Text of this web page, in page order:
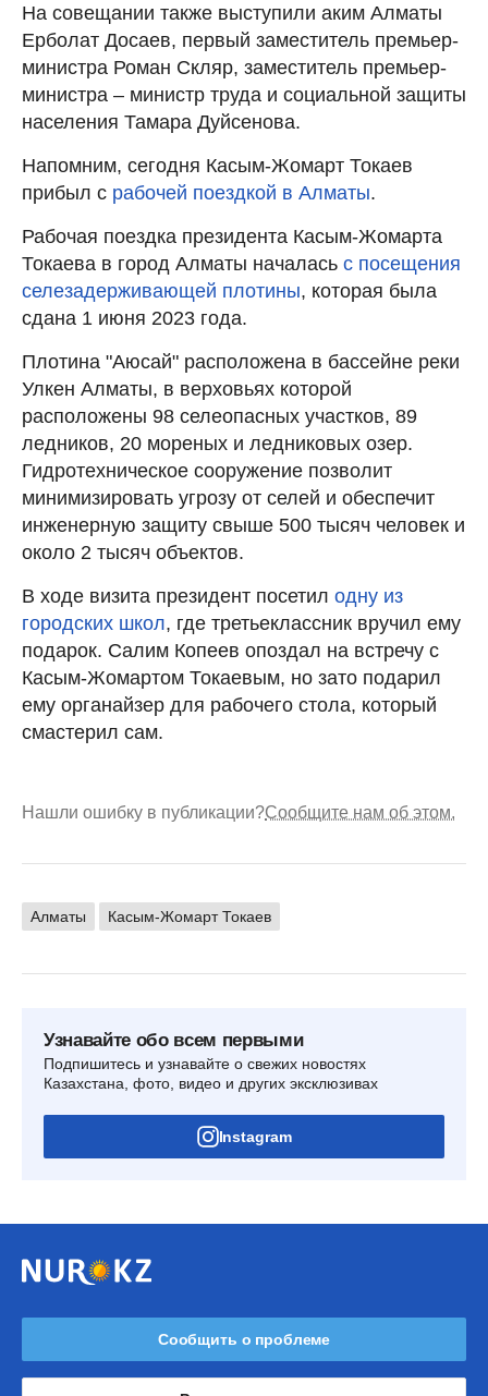
На совещании также выступили аким Алматы
Ерболат Досаев, первый заместитель премьер-
министра Роман Скляр, заместитель премьер-
министра – министр труда и социальной защиты
населения Тамара Дуйсенова.
Напомним, сегодня Касым-Жомарт Токаев
прибыл с рабочей поездкой в Алматы.
Рабочая поездка президента Касым-Жомарта
Токаева в город Алматы началась с посещения
селезадерживающей плотины, которая была
сдана 1 июня 2023 года.
Плотина "Аюсай" расположена в бассейне реки
Улкен Алматы, в верховьях которой
расположены 98 селеопасных участков, 89
ледников, 20 мореных и ледниковых озер.
Гидротехническое сооружение позволит
минимизировать угрозу от селей и обеспечит
инженерную защиту свыше 500 тысяч человек и
около 2 тысяч объектов.
В ходе визита президент посетил одну из
городских школ, где третьеклассник вручил ему
подарок. Салим Копеев опоздал на встречу с
Касым-Жомартом Токаевым, но зато подарил
ему органайзер для рабочего стола, который
смастерил сам.
Нашли ошибку в публикации?Сообщите нам об этом.
Алматы Касым-Жомарт Токаев
Узнавайте обо всем первыми
Подпишитесь и узнавайте о свежих новостях
Казахстана, фото, видео и других эксклюзивах
Instagram
Сообщить о проблеме